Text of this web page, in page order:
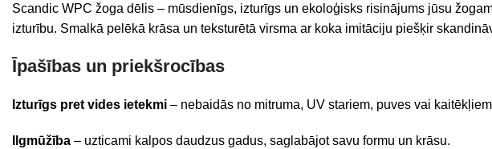
Scandic WPC žoga dēlis – mūsdienīgs, izturīgs un ekoloģisks risinājums jūsu
izturību. Smalkā pelēkā krāsa un teksturētā virsma ar koka imitāciju piešķir
Īpašības un priekšrocības
Izturīgs pret vides ietekmi – nebaidās no mitruma, UV stariem, puves vai
Ilgmūžība – uzticami kalpos daudzus gadus, saglabājot savu formu un krāsu.